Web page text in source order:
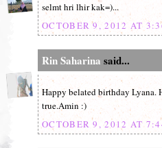
selmt hri lhir kak=)...
OCTOBER 9, 2012 AT
Rin Saharina said...
Happy belated birthday
true.Amin :)
OCTOBER 9, 2012 AT